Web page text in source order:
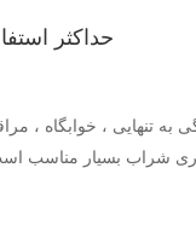
حداکثر
به تنهایی ، خوابگاه ،
می کند و قسمت های